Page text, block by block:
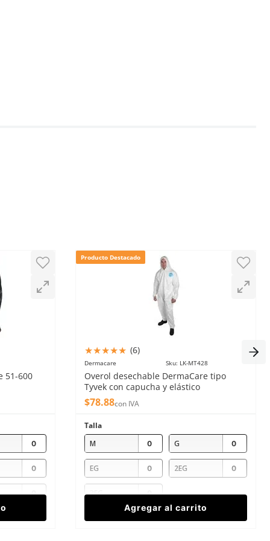
51-600
Producto Destacado
★★★★★ (6)
Dermacare Sku: LK-MT428
Overol desechable DermaCare tipo
Tyvek con capucha y elástico
$78.88con IVA
Talla
M
G
EG 2EG
3EG
Agregar al carrito